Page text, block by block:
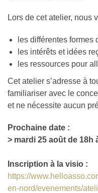
Lors de cet atelier, nous
les différentes formes
les intérêts et idées
les ressources pour
Cet atelier s’adresse à
familiariser avec le
et ne nécessite aucun
Prochaine date :
> mardi 25 août de 18h
Inscription à la visio :
https://
en-nord/evenements/